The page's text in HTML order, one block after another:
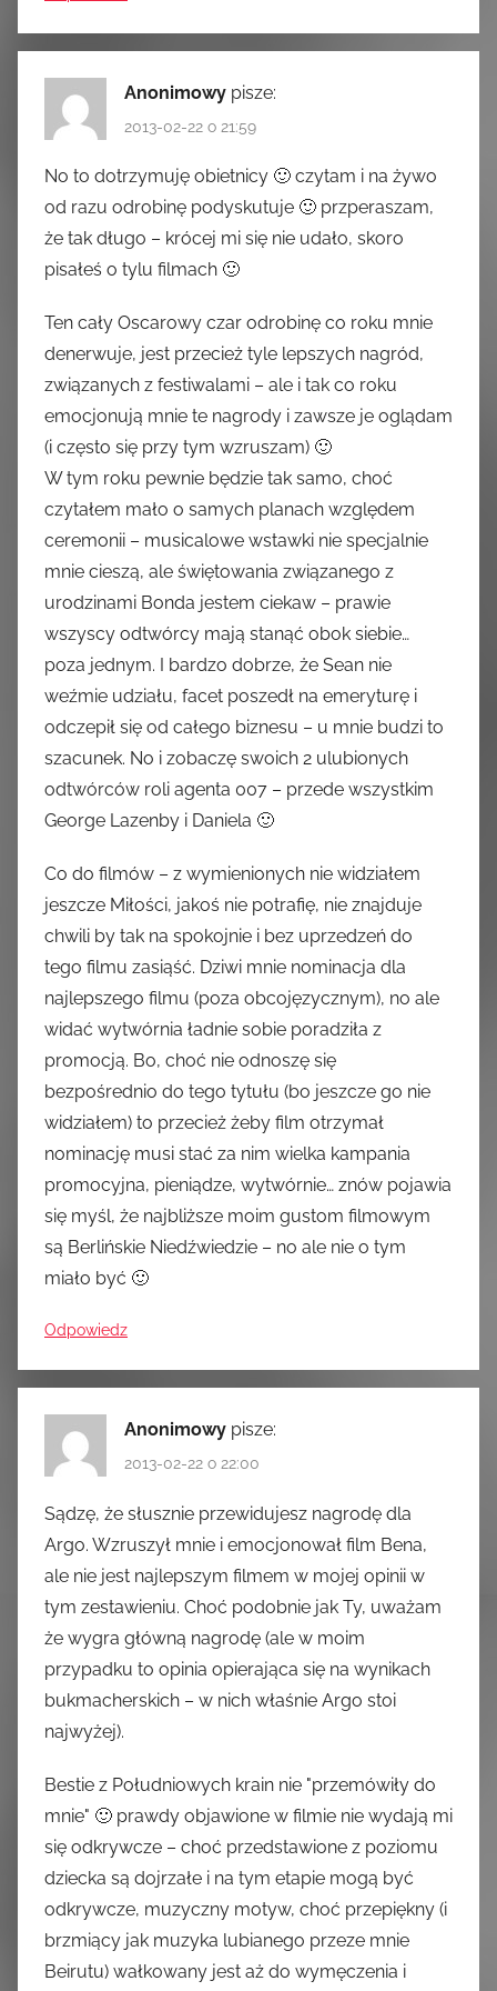
Anonimowy pisze:
2013-02-22 o 21:59
No to dotrzymuję obietnicy 🙂 czytam i na żywo
od razu odrobinę podyskutuje 🙂 przperaszam,
że tak długo – krócej mi się nie udało, skoro
pisałeś o tylu filmach 🙂
Ten cały Oscarowy czar odrobinę co roku mnie
denerwuje, jest przecież tyle lepszych nagród,
związanych z festiwalami – ale i tak co roku
emocjonują mnie te nagrody i zawsze je oglądam
(i często się przy tym wzruszam) 🙂
W tym roku pewnie będzie tak samo, choć
czytałem mało o samych planach względem
ceremonii – musicalowe wstawki nie specjalnie
mnie cieszą, ale świętowania związanego z
urodzinami Bonda jestem ciekaw – prawie
wszyscy odtwórcy mają stanąć obok siebie…
poza jednym. I bardzo dobrze, że Sean nie
weźmie udziału, facet poszedł na emeryturę i
odczepił się od całego biznesu – u mnie budzi to
szacunek. No i zobaczę swoich 2 ulubionych
odtwórców roli agenta 007 – przede wszystkim
George Lazenby i Daniela 🙂
Co do filmów – z wymienionych nie widziałem
jeszcze Miłości, jakoś nie potrafię, nie znajduje
chwili by tak na spokojnie i bez uprzedzeń do
tego filmu zasiąść. Dziwi mnie nominacja dla
najlepszego filmu (poza obcojęzycznym), no ale
widać wytwórnia ładnie sobie poradziła z
promocją. Bo, choć nie odnoszę się
bezpośrednio do tego tytułu (bo jeszcze go nie
widziałem) to przecież żeby film otrzymał
nominację musi stać za nim wielka kampania
promocyjna, pieniądze, wytwórnie… znów pojawia
się myśl, że najbliższe moim gustom filmowym
są Berlińskie Niedźwiedzie – no ale nie o tym
miało być 🙂
Odpowiedz
Anonimowy pisze:
2013-02-22 o 22:00
Sądzę, że słusznie przewidujesz nagrodę dla
Argo. Wzruszył mnie i emocjonował film Bena,
ale nie jest najlepszym filmem w mojej opinii w
tym zestawieniu. Choć podobnie jak Ty, uważam
że wygra główną nagrodę (ale w moim
przypadku to opinia opierająca się na wynikach
bukmacherskich – w nich właśnie Argo stoi
najwyżej).
Bestie z Południowych krain nie "przemówiły do
mnie" 🙂 prawdy objawione w filmie nie wydają mi
się odkrywcze – choć przedstawione z poziomu
dziecka są dojrzałe i na tym etapie mogą być
odkrywcze, muzyczny motyw, choć przepiękny (i
brzmiący jak muzyka lubianego przeze mnie
Beirutu) wałkowany jest aż do wymęczenia i